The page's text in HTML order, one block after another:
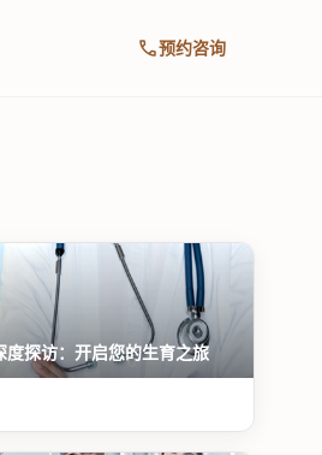
call预约咨询
探访：开启您的生育之旅